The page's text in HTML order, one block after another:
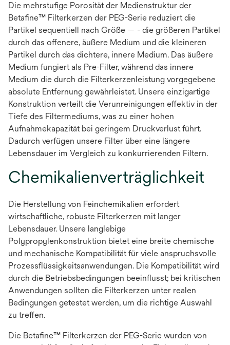
Die mehrstufige Porosität der Medienstruktur der
Betafine™ Filterkerzen der PEG-Serie reduziert die
Partikel sequentiell nach Größe — - die größeren Partikel
durch das offenere, äußere Medium und die kleineren
Partikel durch das dichtere, innere Medium. Das äußere
Medium fungiert als Pre-Filter, während das innere
Medium die durch die Filterkerzenleistung vorgegebene
absolute Entfernung gewährleistet. Unsere einzigartige
Konstruktion verteilt die Verunreinigungen effektiv in der
Tiefe des Filtermediums, was zu einer hohen
Aufnahmekapazität bei geringem Druckverlust führt.
Dadurch verfügen unsere Filter über eine längere
Lebensdauer im Vergleich zu konkurrierenden Filtern.
Chemikalienverträglichkeit
Die Herstellung von Feinchemikalien erfordert
wirtschaftliche, robuste Filterkerzen mit langer
Lebensdauer. Unsere langlebige
Polypropylenkonstruktion bietet eine breite chemische
und mechanische Kompatibilität für viele anspruchsvolle
Prozessflüssigkeitsanwendungen. Die Kompatibilität wird
durch die Betriebsbedingungen beeinflusst; bei kritischen
Anwendungen sollten die Filterkerzen unter realen
Bedingungen getestet werden, um die richtige Auswahl
zu treffen.
Die Betafine™ Filterkerzen der PEG-Serie wurden von